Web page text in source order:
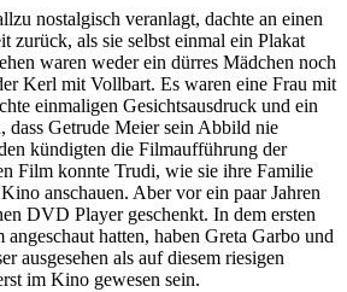
nostalgisch veranlagt, dachte an einen
zurück, als sie selbst einmal ein Plakat
waren weder ein dürres Mädchen noch
Kerl mit Vollbart. Es waren eine Frau mit
einmaligen Gesichtsausdruck und ein
dass Getrude Meier sein Abbild nie
kündigten die Filmaufführung der
Film konnte Trudi, wie sie ihre Familie
anschauen. Aber vor ein paar Jahren
DVD Player geschenkt. In dem ersten
angeschaut hatten, haben Greta Garbo und
ausgesehen als auf diesem riesigen
im Kino gewesen sein.